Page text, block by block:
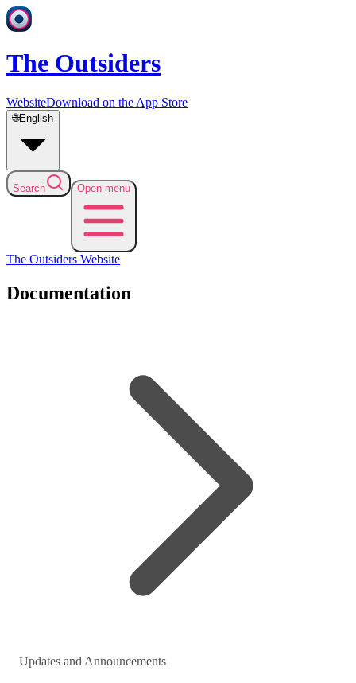
The Outsiders
WebsiteDownload on the App Store
🌐English
Search Open menu
The Outsiders Website
Documentation
Updates and Announcements